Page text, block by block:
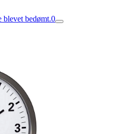
blevet bedømt.0